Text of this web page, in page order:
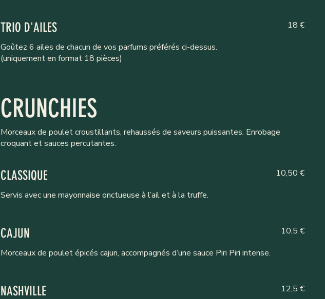
TRIO D'AILES
Goûtez 6 ailes de chacun de vos parfums préférés ci-dessus.
(uniquement en format 18 pièces)
18 €
CRUNCHIES
Morceaux de poulet croustillants, rehaussés de saveurs puissantes. Enrobage
croquant et sauces percutantes.
CLASSIQUE
Servis avec une mayonnaise onctueuse à l’ail et à la truffe.
10,50 €
CAJUN
Morceaux de poulet épicés cajun, accompagnés d’une sauce Piri Piri intense.
10,5 €
NASHVILLE 12,5 €